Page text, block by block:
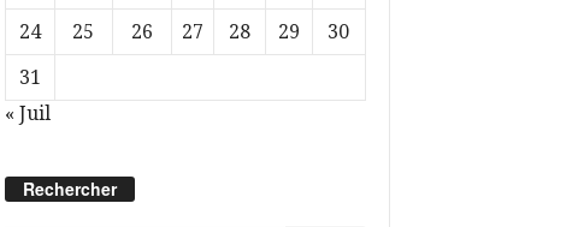
24
25 26 27 28 29
30
31
« Juil
Rechercher